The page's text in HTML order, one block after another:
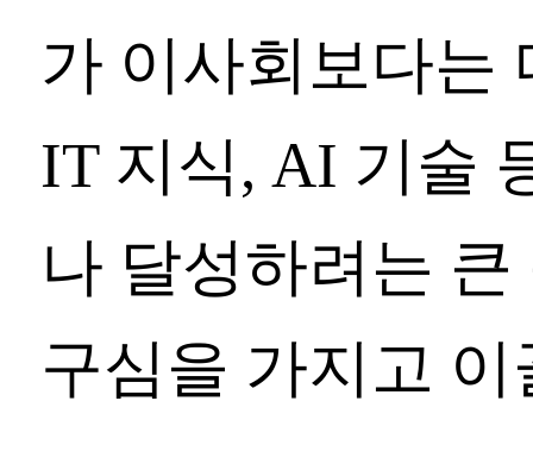
가 이사회보다는
IT 지식, AI 기술
나 달성하려는
구심을 가지고